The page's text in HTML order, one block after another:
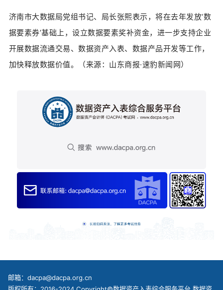
济南市大数据局党组书记、局长张熙表示，将在去年发放‘数
据要素券’基础上，设立数据要素奖补资金， 进一步支持企业
开展数据流通交易、数据资产入表、数据产品开发等工作，
加快释放数据价值。（来源： 山东商报·速豹新闻网）
邮箱：dacpa@dacpa.org.cn